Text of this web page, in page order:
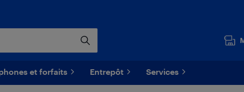
et forfaits Entrepôt Services